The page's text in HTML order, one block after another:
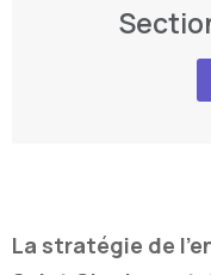
La stratégie de